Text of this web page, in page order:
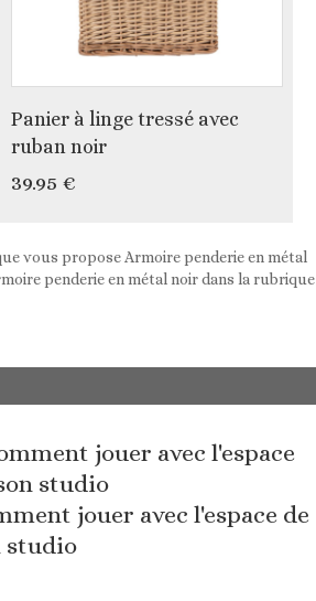
Panier à linge tressé avec
ruban noir
39.95 €
vous propose Armoire penderie en métal
penderie en métal noir dans la rubrique
jouer avec l'espace de
studio